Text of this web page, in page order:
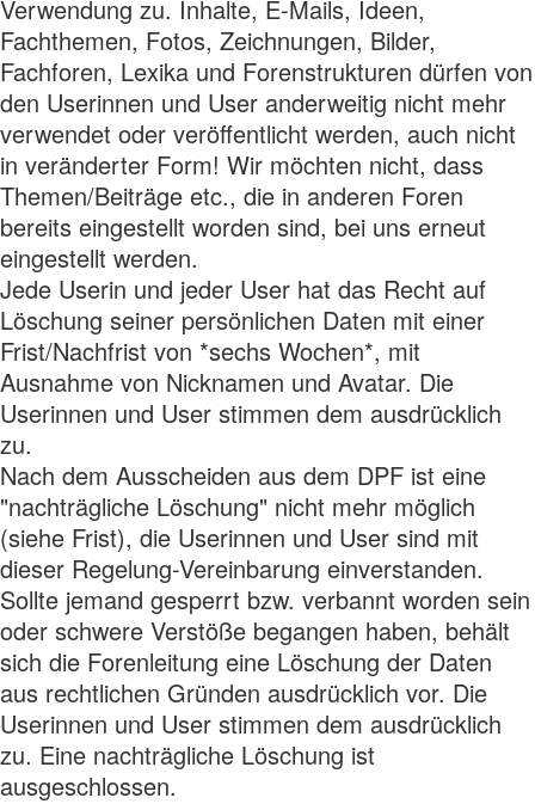
Verwendung zu. Inhalte, E-Mails, Ideen,
Fachthemen, Fotos, Zeichnungen, Bilder,
Fachforen, Lexika und Forenstrukturen dürfen von
den Userinnen und User anderweitig nicht mehr
verwendet oder veröffentlicht werden, auch nicht
in veränderter Form! Wir möchten nicht, dass
Themen/Beiträge etc., die in anderen Foren
bereits eingestellt worden sind, bei uns erneut
eingestellt werden.
Jede Userin und jeder User hat das Recht auf
Löschung seiner persönlichen Daten mit einer
Frist/Nachfrist von *sechs Wochen*, mit
Ausnahme von Nicknamen und Avatar. Die
Userinnen und User stimmen dem ausdrücklich
zu.
Nach dem Ausscheiden aus dem DPF ist eine
"nachträgliche Löschung" nicht mehr möglich
(siehe Frist), die Userinnen und User sind mit
dieser Regelung-Vereinbarung einverstanden.
Sollte jemand gesperrt bzw. verbannt worden sein
oder schwere Verstöße begangen haben, behält
sich die Forenleitung eine Löschung der Daten
aus rechtlichen Gründen ausdrücklich vor. Die
Userinnen und User stimmen dem ausdrücklich
zu. Eine nachträgliche Löschung ist
ausgeschlossen.